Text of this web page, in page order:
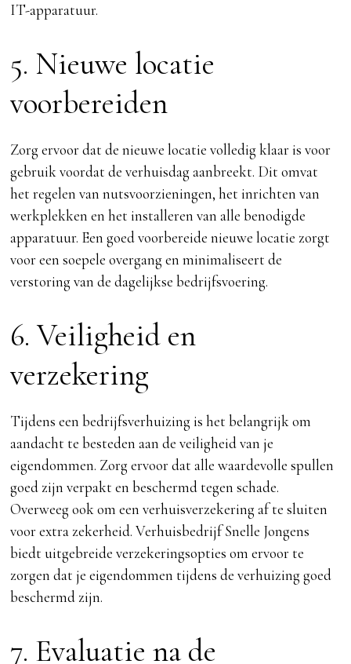
IT-apparatuur.
5. Nieuwe locatie
voorbereiden
Zorg ervoor dat de nieuwe locatie volledig klaar is voor
gebruik voordat de verhuisdag aanbreekt. Dit omvat
het regelen van nutsvoorzieningen, het inrichten van
werkplekken en het installeren van alle benodigde
apparatuur. Een goed voorbereide nieuwe locatie zorgt
voor een soepele overgang en minimaliseert de
verstoring van de dagelijkse bedrijfsvoering.
6. Veiligheid en
verzekering
Tijdens een bedrijfsverhuizing is het belangrijk om
aandacht te besteden aan de veiligheid van je
eigendommen. Zorg ervoor dat alle waardevolle spullen
goed zijn verpakt en beschermd tegen schade.
Overweeg ook om een verhuisverzekering af te sluiten
voor extra zekerheid. Verhuisbedrijf Snelle Jongens
biedt uitgebreide verzekeringsopties om ervoor te
zorgen dat je eigendommen tijdens de verhuizing goed
beschermd zijn.
7. Evaluatie na de